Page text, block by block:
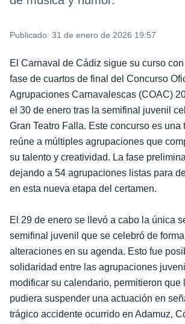
Publicado: 31 de enero de 2026 19:57
El Carnaval de Cádiz sigue su curso
fase de cuartos de final del Concurso
Agrupaciones Carnavalescas (COAC)
el 30 de enero tras la semifinal juvenil
Gran Teatro Falla. Este concurso es una
reúne a múltiples agrupaciones que
su talento y creatividad. La fase
dejando a 54 agrupaciones listas para
en esta nueva etapa del certamen.
El 29 de enero se llevó a cabo la única
semifinal juvenil que se celebró de
alteraciones en su agenda. Esto fue
solidaridad entre las agrupaciones
modificar su calendario, permitieron que
pudiera suspender una actuación en
trágico accidente ocurrido en Adamuz,